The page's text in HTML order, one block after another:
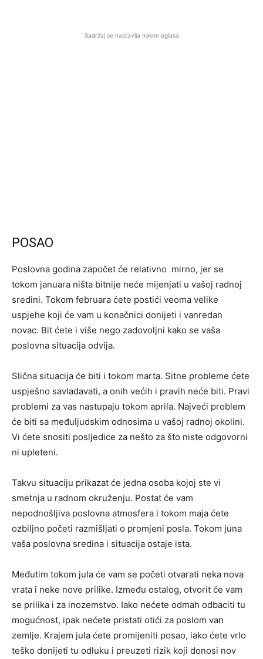
Sadržaj se nastavlja nakon oglasa
POSAO
Poslovna godina započet će relativno mirno, jer se
tokom januara ništa bitnije neće mijenjati u vašoj radnoj
sredini. Tokom februara ćete postići veoma velike
uspjehe koji će vam u konačnici donijeti i vanredan
novac. Bit ćete i više nego zadovoljni kako se vaša
poslovna situacija odvija.
Slična situacija će biti i tokom marta. Sitne probleme ćete
uspješno savladavati, a onih većih i pravih neće biti. Pravi
problemi za vas nastupaju tokom aprila. Najveći problem
će biti sa međuljudskim odnosima u vašoj radnoj okolini.
Vi ćete snositi posljedice za nešto za što niste odgovorni
ni upleteni.
Takvu situaciju prikazat će jedna osoba kojoj ste vi
smetnja u radnom okruženju. Postat će vam
nepodnošljiva poslovna atmosfera i tokom maja ćete
ozbiljno početi razmišljati o promjeni posla. Tokom juna
vaša poslovna sredina i situacija ostaje ista.
Međutim tokom jula će vam se početi otvarati neka nova
vrata i neke nove prilike. Između ostalog, otvorit će vam
se prilika i za inozemstvo. Iako nećete odmah odbaciti tu
mogućnost, ipak nećete pristati otići za poslom van
zemlje. Krajem jula ćete promijeniti posao, iako ćete vrlo
teško donijeti tu odluku i preuzeti rizik koji donosi nov